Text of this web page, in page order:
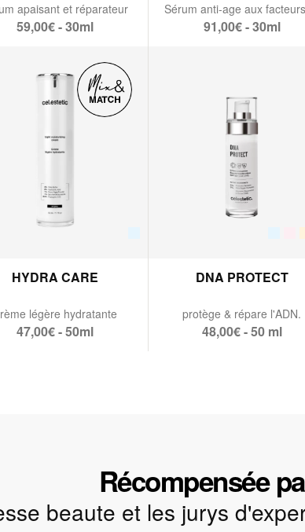
apaisant et réparateur
59,00€ - 30ml 91,00€ - 30ml
HYDRA CARE
légère hydratante
47,00€ - 50ml
DNA PROTECT
protège & répare l'ADN.
48,00€ - 50 ml
Récompensée
beaute et les jurys